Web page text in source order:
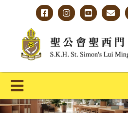
content
Toggle